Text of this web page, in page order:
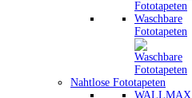
Waschbare
Fototapeten
Nahtlose Fototapeten
WALLMAX